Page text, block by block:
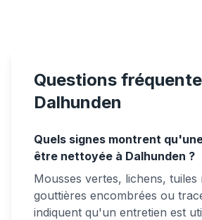
Questions
Dalhunden
Quels signes montrent
être nettoyée à Dalhunden ?
Mousses vertes, lichens, tuiles
gouttières encombrées ou
indiquent qu'un entretien est